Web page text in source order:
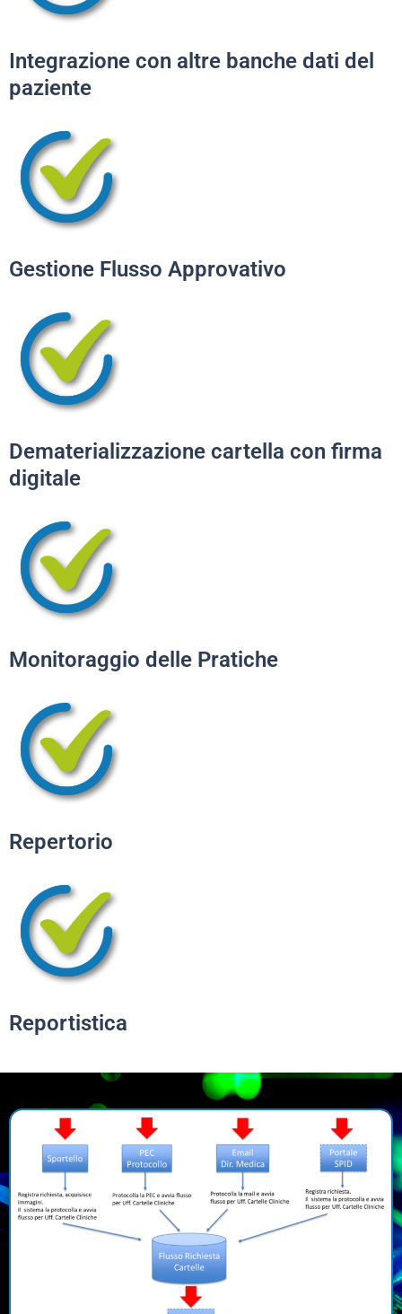
Integrazione con altre banche dati del
paziente
Gestione Flusso Approvativo
Dematerializzazione cartella con firma
digitale
Monitoraggio delle Pratiche
Repertorio
Reportistica